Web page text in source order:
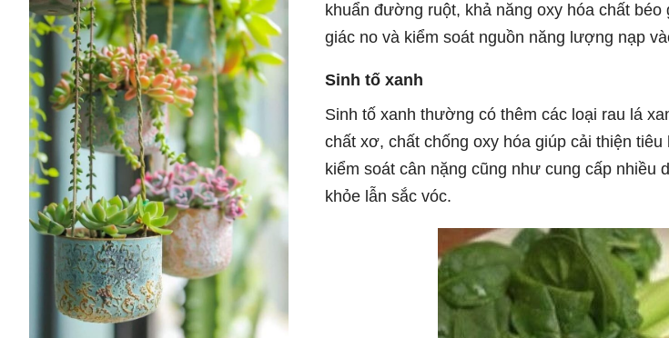
khuẩn đường ruột, khả năng oxy hóa chất
giác no và kiểm soát nguồn năng lượng nạp
Sinh tố xanh
Sinh tố xanh thường có thêm các loại rau lá
chất xơ, chất chống oxy hóa giúp cải thiện
kiểm soát cân nặng cũng như cung cấp nhiều
khỏe lẫn sắc vóc.